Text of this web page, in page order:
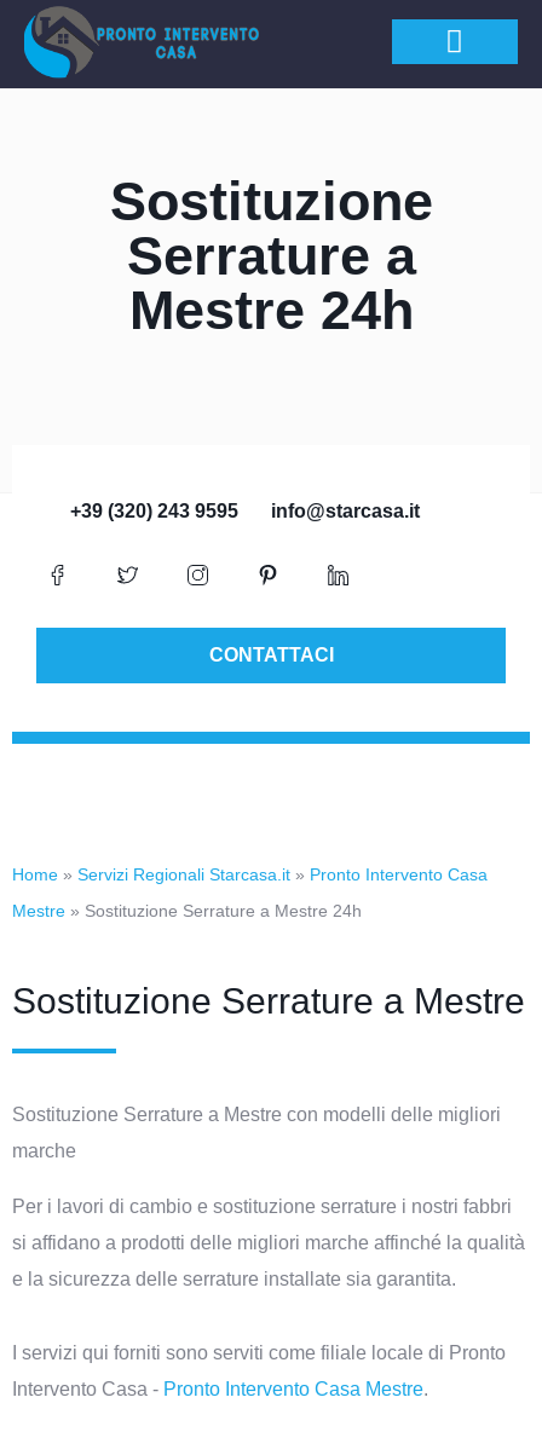
Sostituzione
Serrature a
Mestre 24h
+39 (320) 243 9595 info@starcasa.it
CONTATTACI
Home » Servizi Regionali Starcasa.it » Pronto Intervento Casa
Mestre » Sostituzione Serrature a Mestre 24h
Sostituzione Serrature a Mestre
Sostituzione Serrature a Mestre con modelli delle migliori
marche
Per i lavori di cambio e sostituzione serrature i nostri fabbri
si affidano a prodotti delle migliori marche affinché la qualità
e la sicurezza delle serrature installate sia garantita.
I servizi qui forniti sono serviti come filiale locale di Pronto
Intervento Casa - Pronto Intervento Casa Mestre.